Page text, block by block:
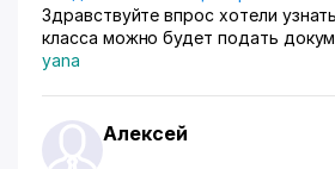
Здравствуйте впрос хотели
класса можно будет подать
поступления
yana
Алексей